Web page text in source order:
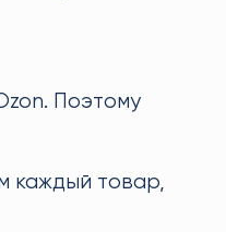
Поэтому
каждый товар,